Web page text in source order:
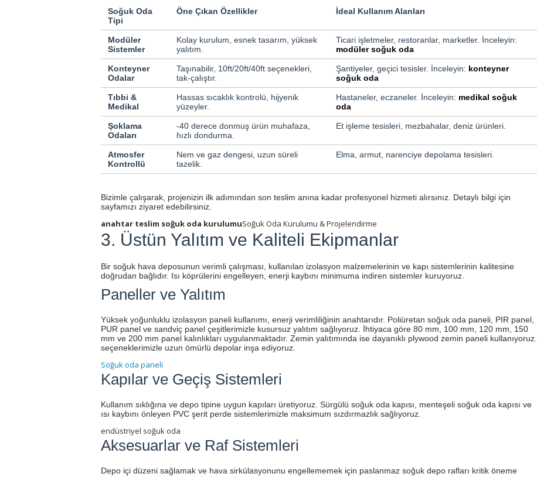
Soğuk Oda
Tipi
Öne Çıkan Özellikler İdeal Kullanım Alanları
Modüler
Sistemler
Kolay kurulum, esnek tasarım, yüksek
yalıtım.
Ticari işletmeler, restoranlar, marketler. İnceleyin:
modüler soğuk oda
Konteyner
Odalar
Taşınabilir, 10ft/20ft/40ft seçenekleri,
tak-çalıştır.
Şantiyeler, geçici tesisler. İnceleyin: konteyner
soğuk oda
Tıbbi &
Medikal
Hassas sıcaklık kontrolü, hijyenik
yüzeyler.
Hastaneler, eczaneler. İnceleyin: medikal soğuk
oda
Şoklama
Odaları
-40 derece donmuş ürün muhafaza,
hızlı dondurma.
Et işleme tesisleri, mezbahalar, deniz ürünleri.
Atmosfer
Kontrollü
Nem ve gaz dengesi, uzun süreli
tazelik.
Elma, armut, narenciye depolama tesisleri.
Bizimle çalışarak, projenizin ilk adımından son teslim anına kadar profesyonel hizmeti alırsınız. Detaylı bilgi için
sayfamızı ziyaret edebilirsiniz.
anahtar teslim soğuk oda kurulumuSoğuk Oda Kurulumu & Projelendirme
3. Üstün Yalıtım ve Kaliteli Ekipmanlar
Bir soğuk hava deposunun verimli çalışması, kullanılan izolasyon malzemelerinin ve kapı sistemlerinin kalitesine
doğrudan bağlıdır. Isı köprülerini engelleyen, enerji kaybını minimuma indiren sistemler kuruyoruz.
Paneller ve Yalıtım
Yüksek yoğunluklu izolasyon paneli kullanımı, enerji verimliliğinin anahtarıdır. Poliüretan soğuk oda paneli, PIR panel,
PUR panel ve sandviç panel çeşitlerimizle kusursuz yalıtım sağlıyoruz. İhtiyaca göre 80 mm, 100 mm, 120 mm, 150
mm ve 200 mm panel kalınlıkları uygulanmaktadır. Zemin yalıtımında ise dayanıklı plywood zemin paneli kullanıyoruz.
seçeneklerimizle uzun ömürlü depolar inşa ediyoruz.
Soğuk oda paneli
Kapılar ve Geçiş Sistemleri
Kullanım sıklığına ve depo tipine uygun kapıları üretiyoruz. Sürgülü soğuk oda kapısı, menteşeli soğuk oda kapısı ve
ısı kaybını önleyen PVC şerit perde sistemlerimizle maksimum sızdırmazlık sağlıyoruz.
endüstriyel soğuk oda
Aksesuarlar ve Raf Sistemleri
Depo içi düzeni sağlamak ve hava sirkülasyonunu engellememek için paslanmaz soğuk depo rafları kritik öneme